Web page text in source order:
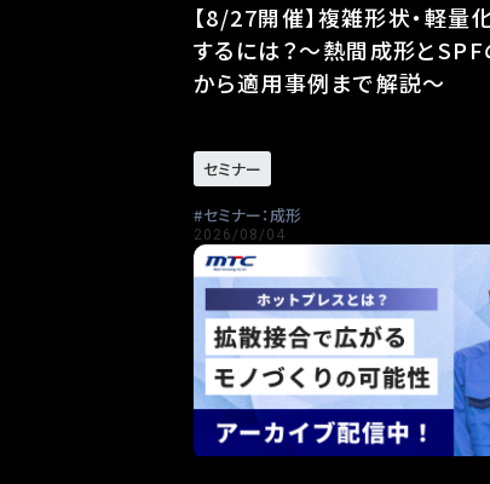
【8/27開催】複雑形状・軽量
するには？～熱間成形と
から適用事例まで解説～
セミナー
セミナー：成形
2026/08/04